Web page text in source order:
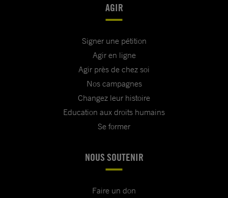
AGIR
Signer une pétition
Agir en ligne
Agir près de chez soi
Nos campagnes
Changez leur histoire
Education aux droits humains
Se former
NOUS SOUTENIR
Faire un don